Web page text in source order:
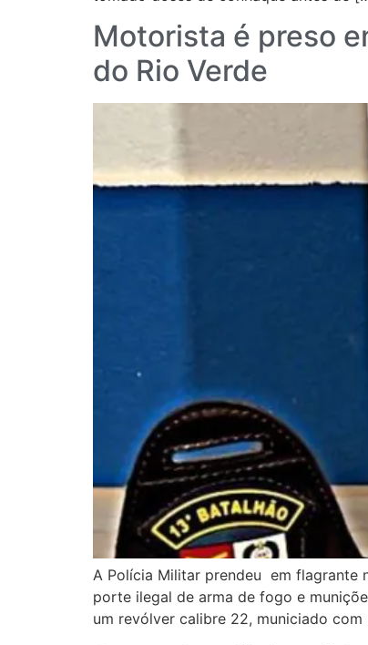
Motorista é preso
do Rio Verde
A Polícia Militar prendeu em flagrante
porte ilegal de arma de fogo e
um revólver calibre 22, municiado